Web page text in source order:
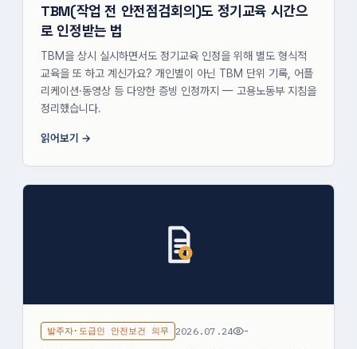
TBM(작업 전 안전점검회의)도 정기교육 시간으
로 인정받는 법
TBM을 상시 실시하면서도 정기교육 인정을 위해 별도 형식적
교육을 또 하고 계신가요? 개인별이 아닌 TBM 단위 기록, 어플
리케이션·동영상 등 다양한 증빙 인정까지 — 고용노동부 지침을
정리했습니다.
읽어보기
발주자·도급인 안전보건 의무 2026.07.24 -